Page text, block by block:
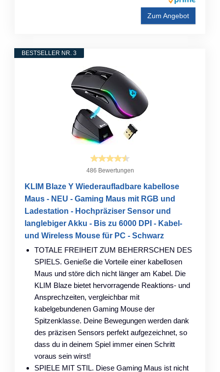
Zum Angebot
BESTSELLER NR. 3
486 Bewertungen
KLIM Blaze Y Wiederaufladbare kabellose
Maus - NEU - Gaming Maus mit RGB und
Ladestation - Hochpräziser Sensor und
langlebiger Akku - Bis zu 6000 DPI - Kabel-
und Wireless Mouse für PC - Schwarz
TOTALE FREIHEIT ZUM BEHERRSCHEN DES
SPIELS. Genieße die Vorteile einer kabellosen
Maus und störe dich nicht länger am Kabel. Die
KLIM Blaze bietet hervorragende Reaktions- und
Ansprechzeiten, vergleichbar mit
kabelgebundenen Gaming Mouse der
Spitzenklasse. Deine Bewegungen werden dank
des präzisen Sensors perfekt aufgezeichnet, so
dass du in deinem Spiel immer einen Schritt
voraus sein wirst!
SPIELE MIT STIL. Diese Gaming Maus ist nicht